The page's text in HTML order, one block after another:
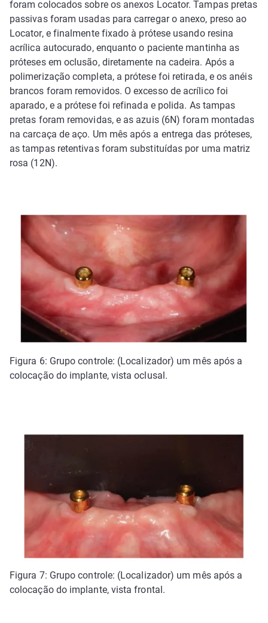
foram colocados sobre os anexos Locator. Tampas pretas
passivas foram usadas para carregar o anexo, preso ao
Locator, e finalmente fixado à prótese usando resina
acrílica autocurado, enquanto o paciente mantinha as
próteses em oclusão, diretamente na cadeira. Após a
polimerização completa, a prótese foi retirada, e os anéis
brancos foram removidos. O excesso de acrílico foi
aparado, e a prótese foi refinada e polida. As tampas
pretas foram removidas, e as azuis (6N) foram montadas
na carcaça de aço. Um mês após a entrega das próteses,
as tampas retentivas foram substituídas por uma matriz
rosa (12N).
Figura 6: Grupo controle: (Localizador) um mês após a
colocação do implante, vista oclusal.
Figura 7: Grupo controle: (Localizador) um mês após a
colocação do implante, vista frontal.